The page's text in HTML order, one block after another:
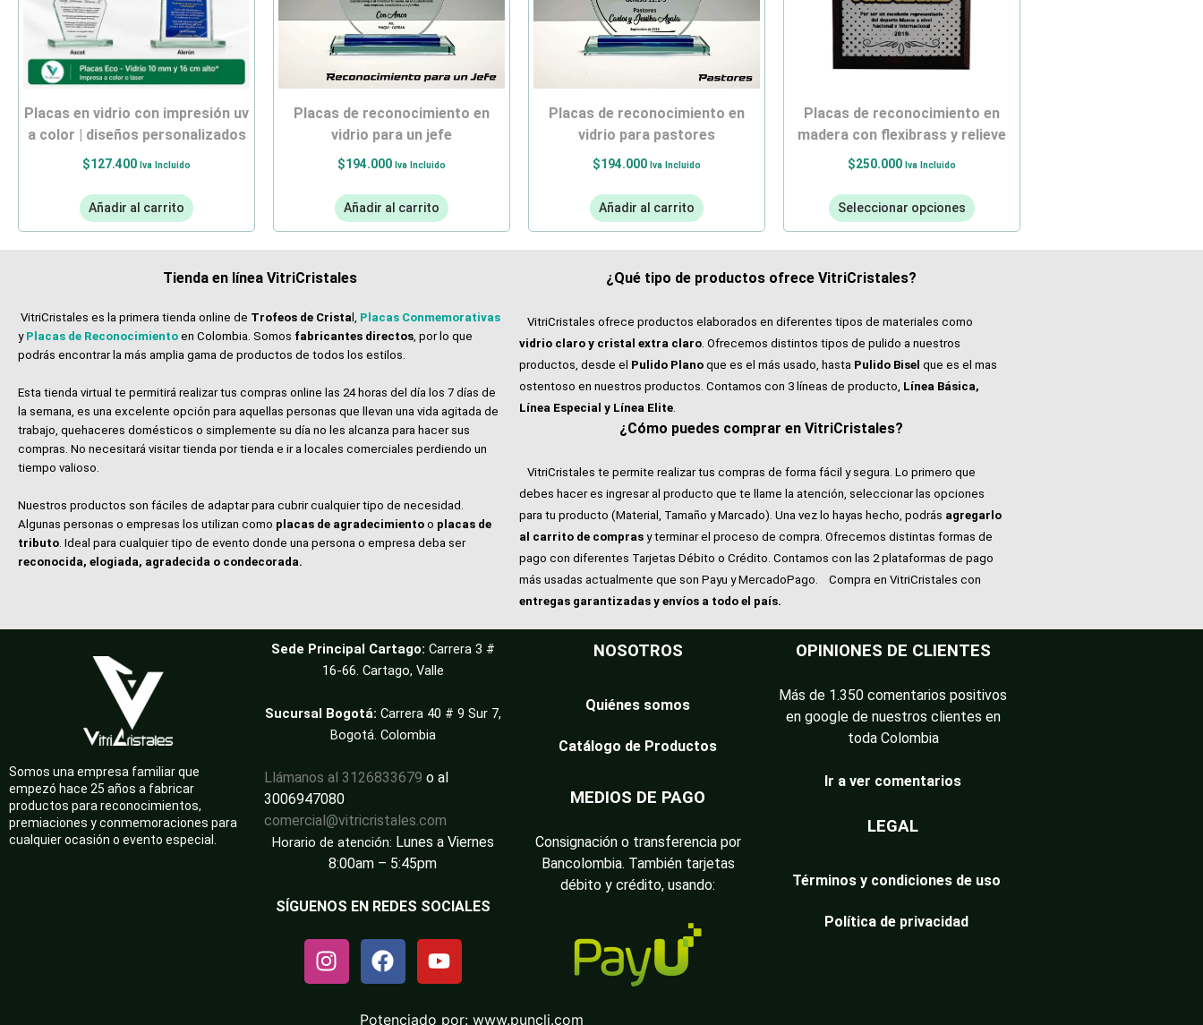
placas en vidrio con impresión uv
a color | diseños personalizados
$127.400 Iva Incluido
Añadir al carrito
placas de reconocimiento en
vidrio para un jefe
$194.000 Iva Incluido
Añadir al carrito
placas de reconocimiento en
vidrio para pastores
$194.000 Iva Incluido
Añadir al carrito
placas de reconocimiento en
madera con flexibrass y relieve
$250.000 Iva Incluido
Seleccionar opciones
Tienda en línea VitriCristales
VitriCristales es la primera tienda online de Trofeos de Crista
Placas Conmemorativas
y Placas de Reconocimiento en Colombia. Somos fabricantes directos , por lo que
podrás encontrar la más amplia gama de productos de todos los estilos.
Esta tienda virtual te permitirá realizar tus compras online las 24 horas del día los 7 días de
la semana, es una excelente opción para aquellas personas que llevan una vida agitada de
trabajo, quehaceres domésticos o simplemente su día no les alcanza para hacer sus
compras. No necesitará visitar tienda por tienda e ir a locales comerciales perdiendo un
tiempo valioso.
Nuestros productos son fáciles de adaptar para cubrir cualquier tipo de necesidad.
Algunas personas o empresas los utilizan como placas de agradecimiento o placas de
tributo . Ideal para cualquier tipo de evento donde una persona o empresa deba ser
reconocida, elogiada, agradecida o condecorada.
¿Qué tipo de productos ofrece VitriCristales?
VitriCristales ofrece productos elaborados en diferentes tipos de materiales como
vidrio claro y cristal extra claro . Ofrecemos distintos tipos de pulido a nuestros
productos, desde el Pulido Plano que es el más usado, hasta Pulido Bisel que es el mas
ostentoso en nuestros productos. Contamos con 3 líneas de producto, Línea Básica,
Línea Especial y Línea Elite
¿Cómo puedes comprar en VitriCristales?
VitriCristales te permite realizar tus compras de forma fácil y segura. Lo primero que
debes hacer es ingresar al producto que te llame la atención, seleccionar las opciones
para tu producto (Material, Tamaño y Marcado). Una vez lo hayas hecho, podrás agregarlo
al carrito de compras y terminar el proceso de compra. Ofrecemos distintas formas de
pago con diferentes Tarjetas Débito o Crédito. Contamos con las 2 plataformas de pago
más usadas actualmente que son Payu y MercadoPago.
Compra en VitriCristales con
entregas garantizadas y envíos a todo el país.
Somos una empresa familiar que
empezó hace 25 años a fabricar
productos para reconocimientos,
premiaciones y conmemoraciones para
cualquier ocasión o evento especial.
Sede Principal Cartago: Carrera 3 #
16-66. Cartago, Valle
Sucursal Bogotá: Carrera 40 # 9 Sur 7,
Bogotá. Colombia
Llámanos al 3126833679 o al
3006947080
comercial@vitricristales.com
Horario de atención: Lunes a Viernes
8:00am – 5:45pm
SÍGUENOS EN REDES SOCIALES
NOSOTROS
Quiénes somos
Catálogo de Productos
MEDIOS DE PAGO
Consignación o transferencia por
Bancolombia. También tarjetas
débito y crédito, usando:
OPINIONES DE CLIENTES
Más de 1.350 comentarios positivos
en google de nuestros clientes en
toda Colombia
Ir a ver comentarios
LEGAL
Términos y condiciones de uso
Política de privacidad
Potenciado por: www.puncli.com